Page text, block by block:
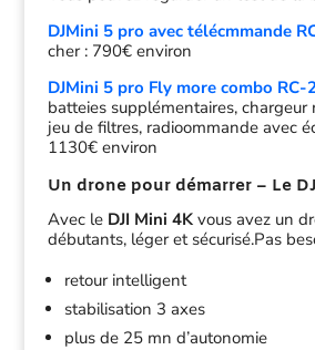
DJMini 5 pro avec télécmmande
cher : 790€ environ
DJMini 5 pro Fly more combo RC-
batteies supplémentaires, chargeur
jeu de filtres, radioommande avec
1130€ environ
Un drone pour démarrer – Le
Avec le DJI Mini 4K vous avez un
débutants, léger et sécurisé.Pas
retour intelligent
stabilisation 3 axes
plus de 25 mn d’autonomie